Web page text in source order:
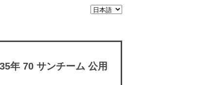
年 70 サンチーム 公用